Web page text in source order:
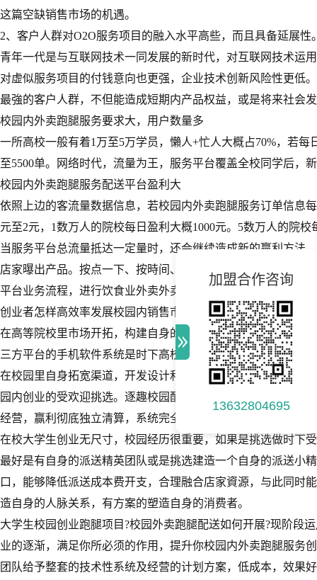
加盟合作咨询
13632804695
这篇空缺销售市场的机遇。
2、客户人群对O2O服务项目的融入水平高些，而且具备延展性
青年一代是与互联网技术一同发展的新时代，对互联网技术运
对虚似服务项目的付钱意向也更强，企业技术创新风险性更低
最強的客户人群，不但能造成短期内产品权益，或是将来社会
校园内外卖跑腿服务要求大，用户数量多
一所高校一般有着1万至5万学员，懶人+忙人大概占70%，若
至5500单。网络时代，流量为王，服务平台覆盖全校同学后，
校园内外卖跑腿服务配送平台盈利大
依照上边的客流量数据信息，若校园内外卖跑腿服务订单信息
元至2元，1数万人的院校每日盈利大概1000元。5数万人的院校
当服务平台总流量抵达一定量时，还会继续造成新的赢利方法
店家曝出产品。按点一下、按時间、按交易量提成等赢利。在
平台业务流程，进行饮食业外卖外卖送餐、线上与线下网上购
创业者怎样高效率发展校园内销售市场?
在高等院校里市场开拓，构建自身的校园内综合服务平台，开
三方平台的手机软件系统是时下高校创业者的受欢迎挑选。
在校园里自身拓宽渠道，开发设计和维护保养的成本费太高。
园内创业的受欢迎挑选。逐趣校园配送系统手机软件，助推高
经营，赢利彻底独立清算，系统完全免费更新迭代，给创业者
在校大学生创业无尺寸，校园经历很重要，如果是挑选做时下
最好是有自身的派送精英团队或是挑选建造一个自身的派送小
口，能够降低派送成本费开支，合理融合店家資源，与此同时
造自身的人脉关系，有方案的塑造自身的消费者。
大学生校园创业跑腿项目?校园外卖跑腿配送如何开展?现阶段
业的逐渐，满足你所必须的作用，提升你校园内外卖跑腿服务
团队给予整套的技术性系统及经营的计划方案，低成本，效果